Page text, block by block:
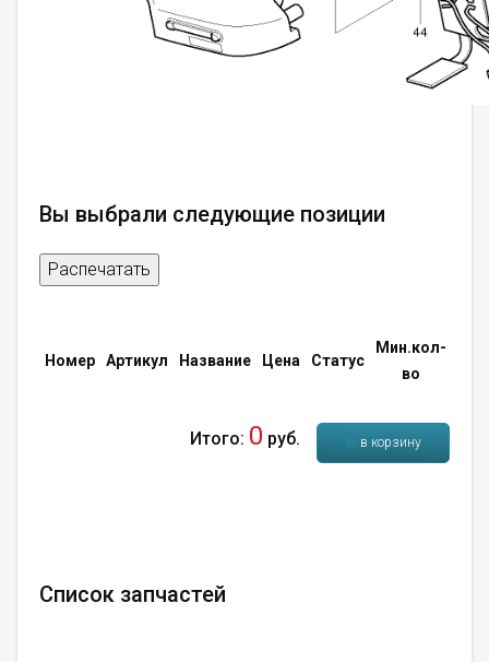
Вы выбрали следующие позиции
Распечатать
Номер Артикул Название Цена Статус
Мин.кол-
во
в корзину
Итого: 0 руб.
Список запчастей